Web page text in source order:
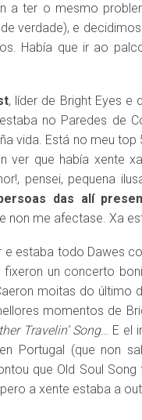
a ter o mesmo
verdade), e
Había que ir ao
, líder de Bright Eyes e
no Paredes de
vida. Está no meu
ver que había xente
pensei, pequena
das alí
non me afectase. Xa
e estaba todo Dawes
fixeron un concerto
moitas do último
momentos de
Travelin’ Song… E el
Portugal (que non
que Old Soul
a xente estaba a